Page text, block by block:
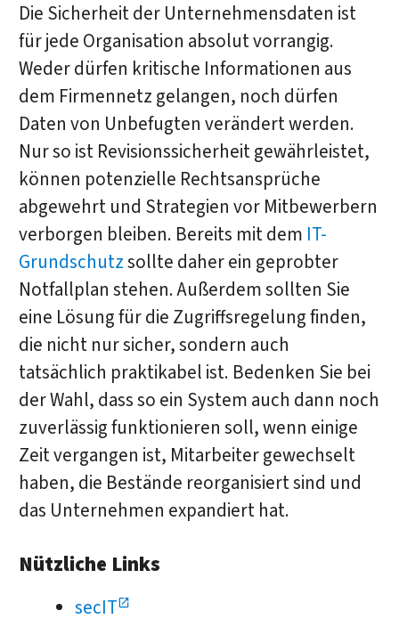
Die Sicherheit der Unternehmensdaten ist
für jede Organisation absolut vorrangig.
Weder dürfen kritische Informationen aus
dem Firmennetz gelangen, noch dürfen
Daten von Unbefugten verändert werden.
Nur so ist Revisionssicherheit gewährleistet,
können potenzielle Rechtsansprüche
abgewehrt und Strategien vor Mitbewerbern
verborgen bleiben. Bereits mit dem IT-
Grundschutzsollte daher ein geprobter
Notfallplan stehen. Außerdem sollten Sie
eine Lösung für die Zugriffsregelung finden,
die nicht nur sicher, sondern auch
tatsächlich praktikabel ist. Bedenken Sie bei
der Wahl, dass so ein System auch dann noch
zuverlässig funktionieren soll, wenn einige
Zeit vergangen ist, Mitarbeiter gewechselt
haben, die Bestände reorganisiert sind und
das Unternehmen expandiert hat.
Nützliche Links
secIT